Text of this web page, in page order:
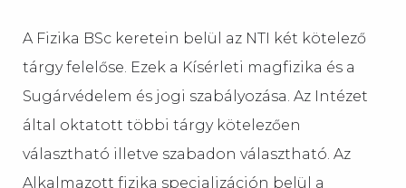
A Fizika BSc keretein belül az NTI két kötelező
tárgy felelőse. Ezek a Kísérleti magfizika és a
Sugárvédelem és jogi szabályozása. Az Intézet
által oktatott többi tárgy kötelezően
választható illetve szabadon választható. Az
Alkalmazott fizika specializáción belül a